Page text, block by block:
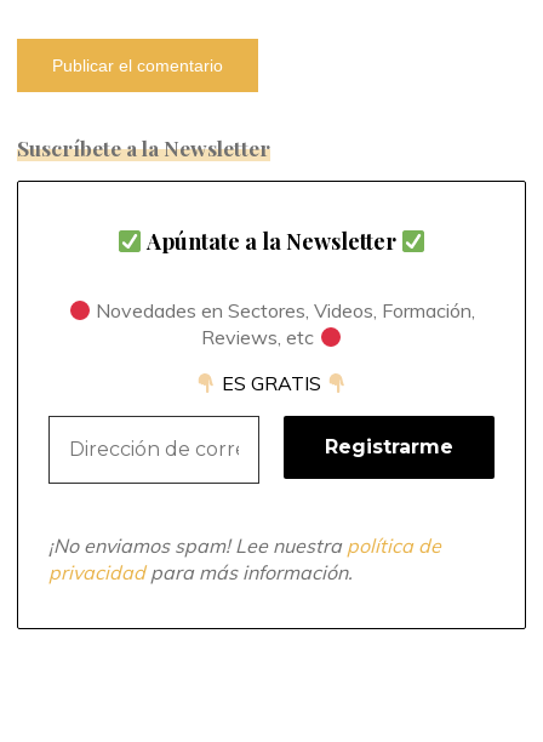
Suscríbete a la Newsletter
Apúntate a la Newsletter
Novedades en Sectores, Videos, Formación,
Reviews, etc
ES GRATIS
¡No enviamos spam! Lee nuestra política de
privacidadpara más información.